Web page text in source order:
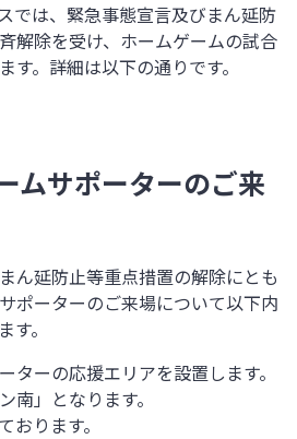
では、緊急事態宣言及びまん延防
解除を受け、ホームゲームの試合
す。詳細は以下の通りです。
ムサポーターのご来
ん延防止等重点措置の解除にとも
ポーターのご来場について以下内
。
ターの応援エリアを設置します。
南」となります。
ります。